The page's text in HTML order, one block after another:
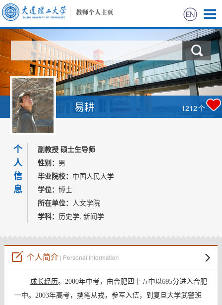
首页
科学研究
教学研究
招生信息
学生信息
我的相册
易耕 1212个
个
人
信
息
副教授 硕士生导师
性别： 男
毕业院校： 中国人民大学
学位： 博士
所在单位： 人文学院
学科： 历史学. 新闻学
个人简介| Personal Information
成长经历。2000年中考，由合肥四十五中以695分进入合肥
一中。2003年高考，携笔从戎，参军入伍，到复旦大学武警班